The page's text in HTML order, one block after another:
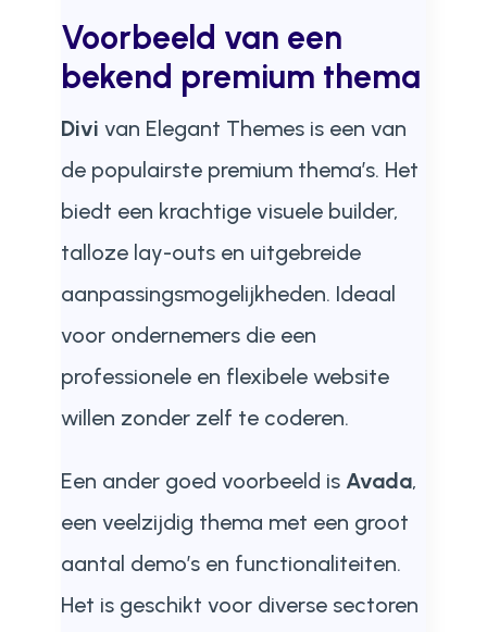
Voorbeeld van een
bekend premium thema
Divi van Elegant Themes is een van
de populairste premium thema’s. Het
biedt een krachtige visuele builder,
talloze lay-outs en uitgebreide
aanpassingsmogelijkheden. Ideaal
voor ondernemers die een
professionele en flexibele website
willen zonder zelf te coderen.
Een ander goed voorbeeld is Avada,
een veelzijdig thema met een groot
aantal demo’s en functionaliteiten.
Het is geschikt voor diverse sectoren